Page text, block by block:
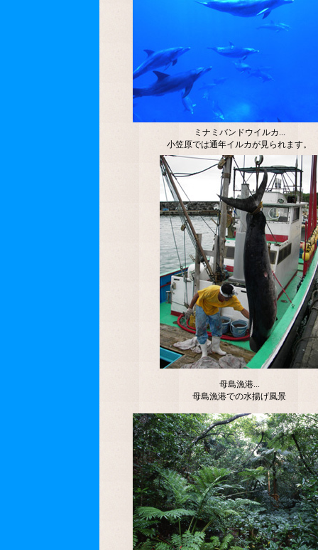
ミナミバンドウイルカ...
小笠原では通年イルカが見られます。
母島漁港...
母島漁港での水揚げ風景